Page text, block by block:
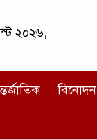
২০২৬,
বিনোদন